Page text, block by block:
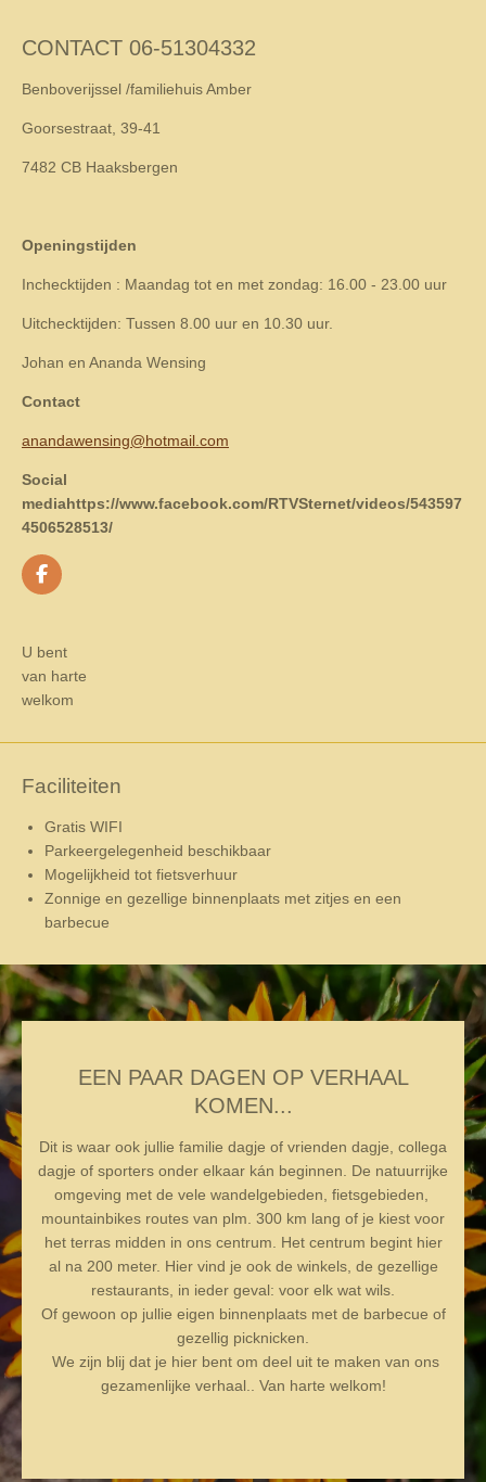
CONTACT 06-51304332
Benboverijssel /familiehuis Amber
Goorsestraat, 39-41
7482 CB Haaksbergen
Openingstijden
Inchecktijden : Maandag tot en met zondag: 16.00 - 23.00 uur
Uitchecktijden: Tussen 8.00 uur en 10.30 uur.
Johan en Ananda Wensing
Contact
anandawensing@hotmail.com
Social
mediahttps://www.facebook.com/RTVSternet/videos/543597
4506528513/
F
a
b
o
k
U bent
van harte
welkom
Faciliteiten
Gratis WIFI
Parkeergelegenheid beschikbaar
Mogelijkheid tot fietsverhuur
Zonnige en gezellige binnenplaats met zitjes en een
barbecue
EEN PAAR DAGEN OP VERHAAL
KOMEN...
Dit is waar ook jullie familie dagje of vrienden dagje, collega
dagje of sporters onder elkaar kán beginnen. De natuurrijke
omgeving met de vele wandelgebieden, fietsgebieden,
mountainbikes routes van plm. 300 km lang of je kiest voor
het terras midden in ons centrum. Het centrum begint hier
al na 200 meter. Hier vind je ook de winkels, de gezellige
restaurants, in ieder geval: voor elk wat wils.
Of gewoon op jullie eigen binnenplaats met de barbecue of
gezellig picknicken.
We zijn blij dat je hier bent om deel uit te maken van ons
gezamenlijke verhaal.. Van harte welkom!